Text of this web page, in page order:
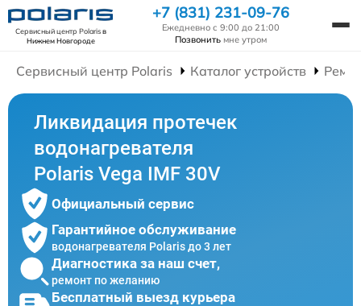
Сервисный центр Polarisв
Нижнем Новгороде
+7 (831) 231-09-76
Ежедневно с 9:00 до 21:00
Позвонить мне утром
Сервисный центр Polaris Каталог устройств
Ликвидация протечек
водонагревателя
Polaris Vega IMF 30V
Официальный сервис
Гарантийное обслуживание
водонагревателя Polaris до 3 лет
Диагностика за наш счет,
ремонт по желанию
Бесплатный выезд курьера